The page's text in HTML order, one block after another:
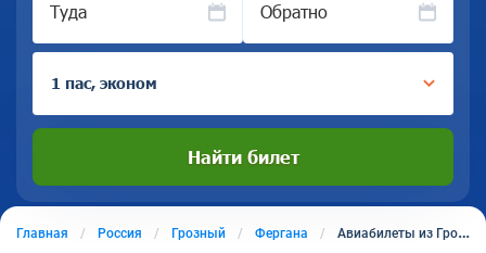
Туда Обратно
1 пас, эконом
Найти билет
Главная Россия Грозный Фергана Авиабилеты из Грозного в Фергану